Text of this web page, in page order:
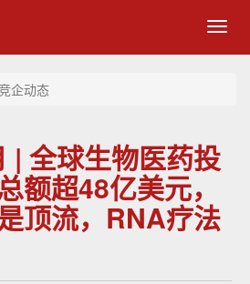
企动态
| 全球生物医药投
额超48亿美元，
顶流，RNA疗法